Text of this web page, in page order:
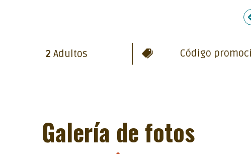
2 Adultos
Galería de fotos